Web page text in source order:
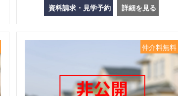
資料請求・見学予約 詳細を見る
仲介料無料